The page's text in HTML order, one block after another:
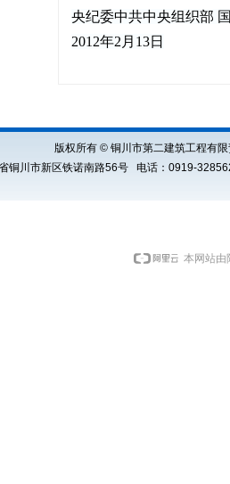
央纪委中共中央组织部
2012年2月13日
版权所有 © 铜川市第二建筑工程有
铜川市新区铁诺南路56号 电话：0919-
本网站由